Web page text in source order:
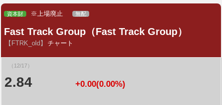
資本財 ※上場廃止 無配
Fast Track Group（Fast Track Group）
【FTRK_old】 チャート
（12/17）
2.84 +0.00(0.00%)